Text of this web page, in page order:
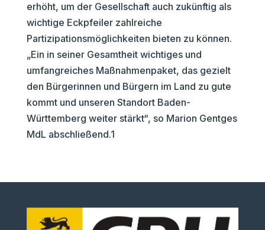
erhöht, um der Gesellschaft auch zukünftig als
wichtige Eckpfeiler zahlreiche
Partizipationsmöglichkeiten bieten zu können.
„Ein in seiner Gesamtheit wichtiges und
umfangreiches Maßnahmenpaket, das gezielt
den Bürgerinnen und Bürgern im Land zu gute
kommt und unseren Standort Baden-
Württemberg weiter stärkt“, so Marion Gentges
MdL abschließend.1